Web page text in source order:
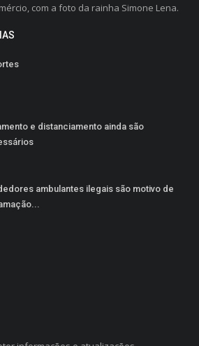
com a foto da rainha Simone Lena.
e distanciamento ainda são
ambulantes ilegais são motivo de